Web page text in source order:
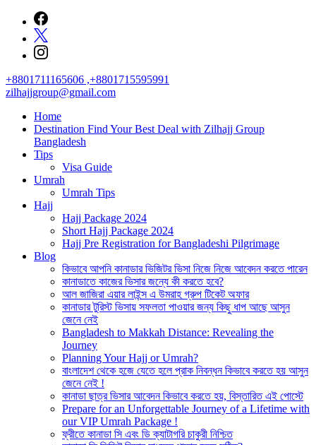
content
+8801711165606 ,+8801715595991
zilhajjgroup@gmail.com
Home
Destination Find Your Best Deal with Zilhajj Group
Bangladesh
Tips
Visa Guide
Umrah
Umrah Tips
Hajj
Hajj Package 2024
Short Hajj Package 2024
Hajj Pre Registration for Bangladeshi Pilgrimage
Blog
কিভাবে আপনি কানাডার ভিজিটর ভিসা নিজে নিজে আবেদন করতে পারেন
কানাডাতে কাজের ভিসার জন্যে কী করতে হবে?
আল জাজিরা এয়ার লাইন্স এ উমরাহ গ্রুপ টিকেট অফার
কানাডার টুরিস্ট ভিসায় সফলতা পাওয়ার জন্য কিছু ধাপ আছে আসুন
জেনে নেই
Bangladesh to Makkah Distance: Revealing the
Journey
Planning Your Hajj or Umrah?
বাংলাদেশ থেকে হজে যেতে হলে প্রাক নিবন্ধন কিভাবে করতে হয় আসুন
জেনে নেই !
কানাডা ছাত্র ভিসার আবেদন কিভাবে করতে হয়, বিস্তারিত এই পোস্টে
Prepare for an Unforgettable Journey of a Lifetime with
our VIP Umrah Package !
ফ্রীতে কানাডা সি এবং ডি ক্যাটাগরি চাকুরী নিশ্চিত